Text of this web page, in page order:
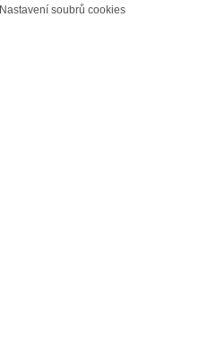
Nastavení soubrů cookies